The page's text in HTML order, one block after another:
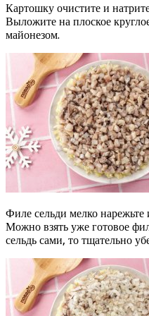
Картошку очистите и
Выложите на плоское
майонезом.
Филе сельди мелко
Можно взять уже готовое
сельдь сами, то тщательно